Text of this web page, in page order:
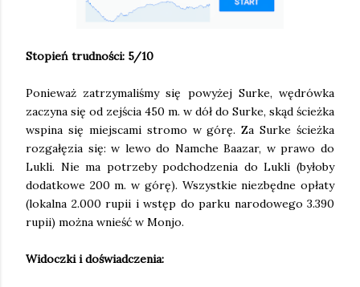
Stopień trudności: 5/10
Ponieważ zatrzymaliśmy się powyżej Surke, wędrówka
zaczyna się od zejścia 450 m. w dół do Surke, skąd ścieżka
wspina się miejscami stromo w górę. Za Surke ścieżka
rozgałęzia się: w lewo do Namche Baazar, w prawo do
Lukli. Nie ma potrzeby podchodzenia do Lukli (byłoby
dodatkowe 200 m. w górę). Wszystkie niezbędne opłaty
(lokalna 2.000 rupii i wstęp do parku narodowego 3.390
rupii) można wnieść w Monjo.
Widoczki i doświadczenia: